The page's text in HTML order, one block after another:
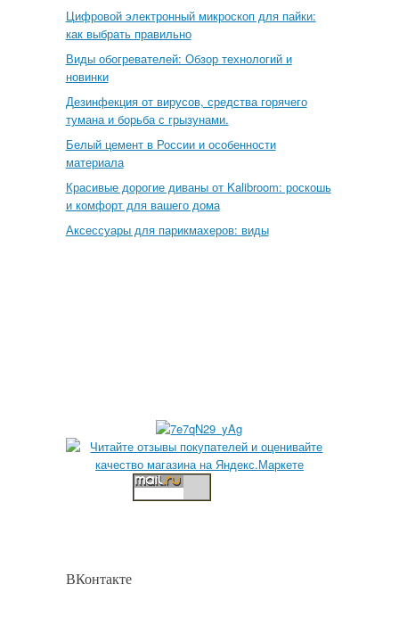
Цифровой электронный микроскоп для пайки:
как выбрать правильно
Виды обогревателей: Обзор технологий и
новинки
Дезинфекция от вирусов, средства горячего
тумана и борьба с грызунами.
Белый цемент в России и особенности
материала
Красивые дорогие диваны от Kalibroom: роскошь
и комфорт для вашего дома
Аксессуары для парикмахеров: виды
ВКонтакте